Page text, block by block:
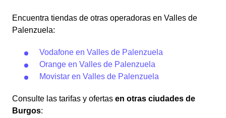
Encuentra tiendas de otras operadoras en Valles de
Palenzuela:
Vodafone en Valles de Palenzuela
Orange en Valles de Palenzuela
Movistar en Valles de Palenzuela
Consulte las tarifas y ofertas en otras ciudades de
Burgos: